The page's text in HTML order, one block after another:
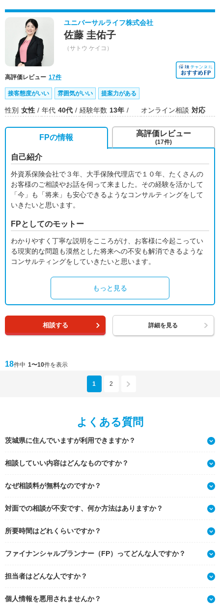
ユニバーサルライフ株式会社
佐藤 圭佑子
（サトウ ケイコ）
高評価レビュー 17件
接客態度がいい 雰囲気がいい 提案力がある
性別 女性 年代 40代 経験年数 13年 オンライン相談 対応
FPの情報
自己紹介
外資系保険会社で３年、大手保険代理店で１０年、たくさんの
お客様のご相談やお話を伺って来ました。その経験を活かして
「今」も「将来」も安心できるようなコンサルティングをして
いきたいと思います。
FPとしてのモットー
わかりやすく丁寧な説明をこころがけ、お客様に今起こってい
る現実的な問題も漠然とした将来への不安も解消できるような
コンサルティングをしていきたいと思います。
もっと見る
高評価レビュー
(17件)
相談する 詳細を見る
18件中 1〜10件を表示
1 2
よくある質問
茨城県に住んでいますが利用できますか？
相談していい内容はどんなものですか？
なぜ相談料が無料なのですか？
対面での相談が不安です、何か方法はありますか？
所要時間はどれくらいですか？
ファイナンシャルプランナー（FP）ってどんな人ですか？
担当者はどんな人ですか？
個人情報を悪用されませんか？